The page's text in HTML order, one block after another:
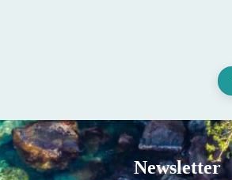
Newsletter